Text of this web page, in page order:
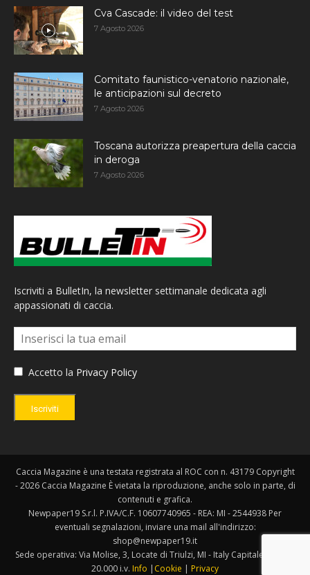
Cva Cascade: il video del test
7 Agosto 2026
Comitato faunistico-venatorio nazionale,
le anticipazioni sul decreto
7 Agosto 2026
Toscana autorizza preapertura della caccia
in deroga
7 Agosto 2026
Iscriviti a BulletIn, la newsletter settimanale dedicata agli
appassionati di caccia.
Accetto la Privacy Policy
Iscriviti
Caccia Magazine è una testata registrata al ROC con n. 43179 Copyright
- 2026 Caccia Magazine È vietata la riproduzione, anche solo in parte, di
contenuti e grafica.
Newpaper19 S.r.l. P.IVA/C.F. 10607740965 - REA: MI - 2544938 Per
eventuali segnalazioni, inviare una mail all'indirizzo:
shop@newpaper19.it
Sede operativa: Via Molise, 3, Locate di Triulzi, MI - Italy Capitale Sociale:
20.000 i.v. Info | Cookie | Privacy